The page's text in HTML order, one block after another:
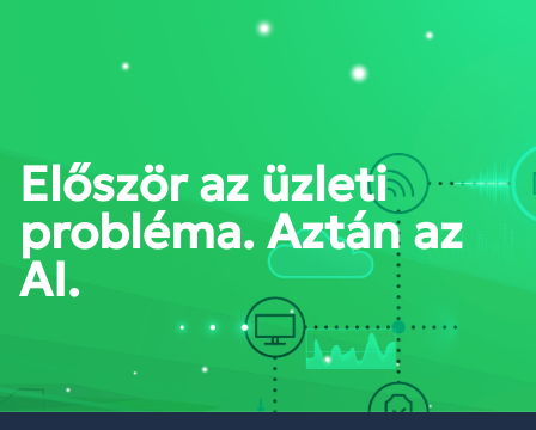
PORTÁL BELÉPÉS
Először az üzleti
probléma. Aztán az
AI.